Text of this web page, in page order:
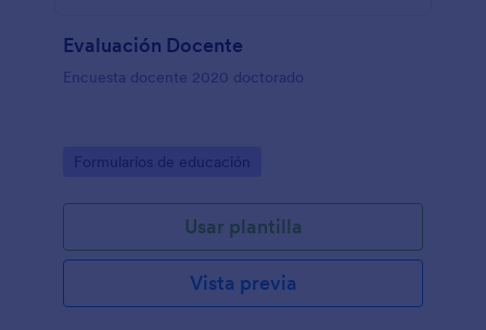
Evaluación Docente
Encuesta docente 2020 doctorado
Go to Category:
Formularios de educación
Usar plantilla
Vista previa